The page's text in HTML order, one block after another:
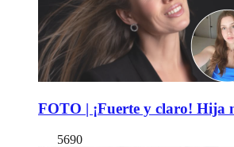
FOTO | ¡Fuerte y claro! Hija
5690